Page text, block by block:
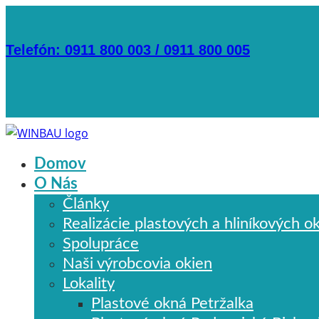
Telefón: 0911 800 003 / 0911 800 005
Domov
O Nás
Články
Realizácie plastových a hliníkových
Spolupráce
Naši výrobcovia okien
Lokality
Plastové okná Petržalka